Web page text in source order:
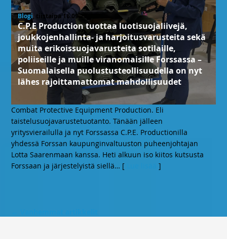
Blogi, tiistaina 16.09.25
C.P.E Production tuottaa luotisuojaliivejä,
joukkojenhallinta- ja harjoitusvarusteita sekä
muita erikoissuojavarusteita sotilaille,
poliiseille ja muille viranomaisille Forssassa –
Suomalaisella puolustusteollisuudella on nyt
lähes rajoittamattomat mahdollisuudet
Combat Protective Equipment Production. Eli
taistelusuojavarustetuotanto. Tänään jälleen
yritysvierailulla ja nyt Forssassa C.P.E. Productionilla
yhdessä Forssan kaupunginvaltuuston puheenjohtajan
Lotta Saarenmaan kanssa. Heti alkuun iso kiitos kutsusta
Forssaan ja järjestelyistä siellä… [ ]